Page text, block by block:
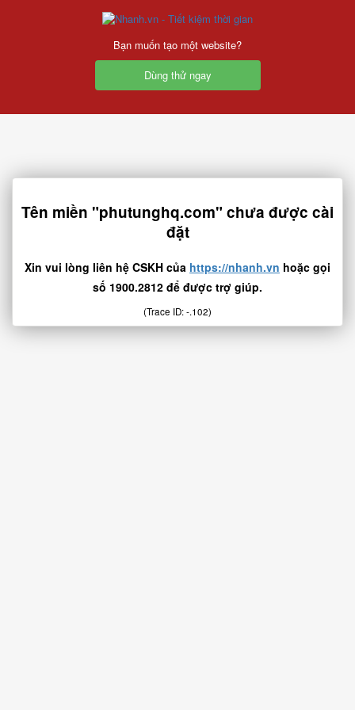
Bạn muốn tạo một website?
Dùng thử ngay
Tên miền "phutunghq.com" chưa được cài
đặt
Xin vui lòng liên hệ CSKH của https://nhanh.vn hoặc gọi
số 1900.2812 để được trợ giúp.
(Trace ID: -.102)